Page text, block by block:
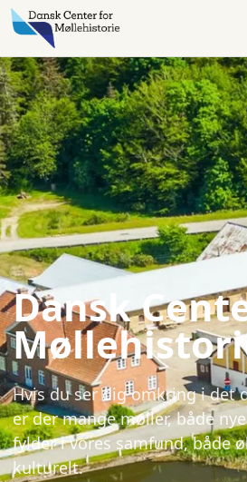
Dansk
Hvis du ser dig omkring i det
er der mange møller, både
fylder i vores samfund, både
kulturelt.